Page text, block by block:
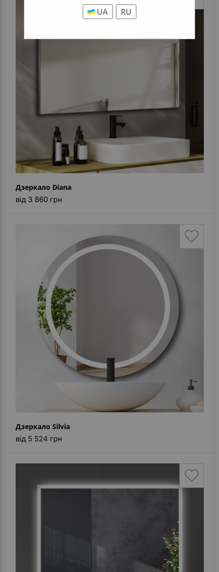
UA RU
Дзеркало Diana
від 3 860 грн
Дзеркало Silvia
від 5 524 грн